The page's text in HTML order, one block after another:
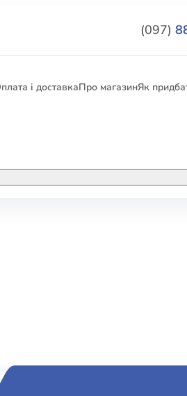
(097)
і доставкаПро магазинЯк
КНИГИ